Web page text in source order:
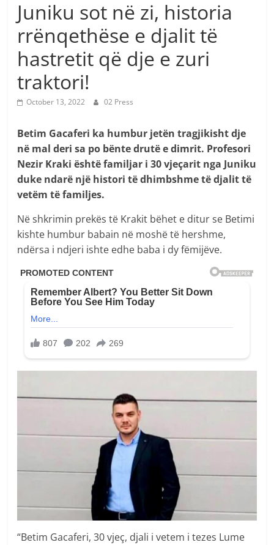
Juniku sot në zi, historia
rrënqethëse e djalit të
hastretit që dje e zuri
traktori!
October 13, 2022 02 Press
Betim Gacaferi ka humbur jetën tragjikisht dje
në mal deri sa po bënte drutë e dimrit. Profesori
Nezir Kraki është familjar i 30 vjeçarit nga Juniku
duke ndarë një histori të dhimbshme të djalit të
vetëm të familjes.
Në shkrimin prekës të Krakit bëhet e ditur se Betimi
kishte humbur babain në moshë të hershme,
ndërsa i ndjeri ishte edhe baba i dy fëmijëve.
“Betim Gacaferi, 30 vjeç, djali i vetem i tezes Lume